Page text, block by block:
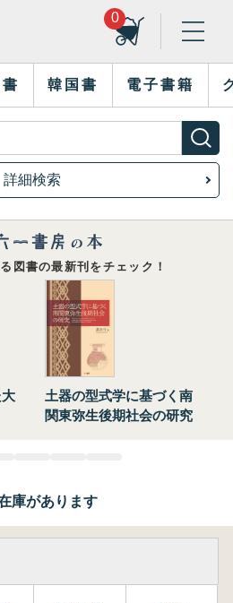
0
韓国書 電子書籍
詳細検索
図書の最新刊をチェック！
土器の型式学に基づく南
関東弥生後期社会の研究
庫があります